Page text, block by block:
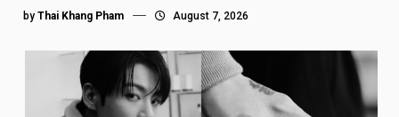
by Thai Khang Pham August 7, 2026